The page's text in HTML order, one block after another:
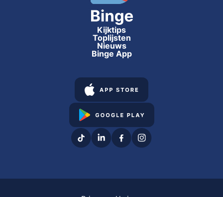
Kijktips
Toplijsten
Nieuws
Binge App